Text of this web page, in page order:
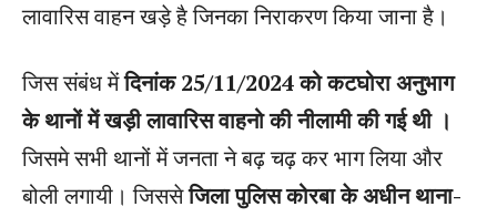
लावारिस वाहन खड़े है जिनका निराकरण किया जाना है।
जिस संबंध मेंदिनांक 25/11/2024 को कटघोरा अनुभाग
के थानों में खड़ी लावारिस वाहनो की नीलामी की गई थी ।
जिसमे सभी थानों में जनता ने बढ़ चढ़ कर भाग लिया और
बोली लगायी। जिससेजिला पुलिस कोरबा के अधीन थाना-